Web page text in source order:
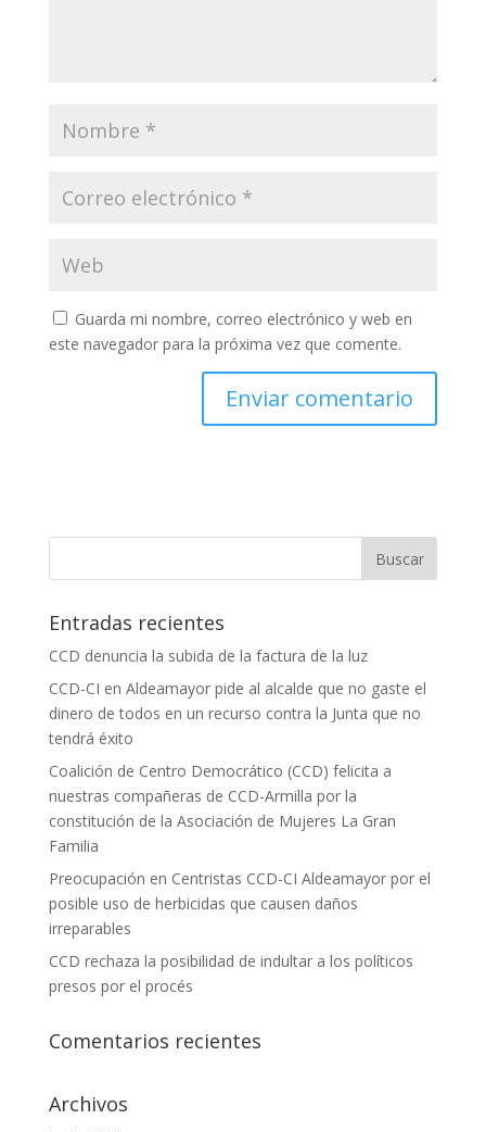
Guarda mi nombre, correo electrónico y web en
este navegador para la próxima vez que comente.
Entradas recientes
CCD denuncia la subida de la factura de la luz
CCD-CI en Aldeamayor pide al alcalde que no gaste el
dinero de todos en un recurso contra la Junta que no
tendrá éxito
Coalición de Centro Democrático (CCD) felicita a
nuestras compañeras de CCD-Armilla por la
constitución de la Asociación de Mujeres La Gran
Familia
Preocupación en Centristas CCD-CI Aldeamayor por el
posible uso de herbicidas que causen daños
irreparables
CCD rechaza la posibilidad de indultar a los políticos
presos por el procés
Comentarios recientes
Archivos